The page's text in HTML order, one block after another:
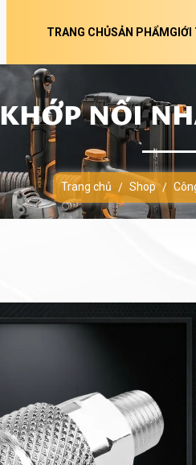
TRANG CHỦSẢN PHẨMGIỚI
KHỚP NỐI
Trang chủ / Shop /